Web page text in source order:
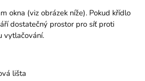
okna (viz obrázek níže). Pokud křídlo
dostatečný prostor pro síť proti
vytlačování.
lišta